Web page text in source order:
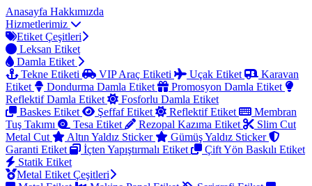
Anasayfa Hakkımızda
Hizmetlerimiz
Etiket Çeşitleri
Leksan Etiket
Damla Etiket
Tekne Etiketi
VIP Araç Etiketi Uçak Etiket
Karavan
Etiket
Dondurma Damla Etiket
Promosyon Damla Etiket
Reflektif Damla Etiket
Fosforlu Damla Etiket
Baskes Etiket
Şeffaf Etiket Reflektif Etiket
Membran
Tuş Takımı
Tesa Etiket Rezopal Kazıma Etiket
Slim Cut
Metal Cut
Altın Yaldız Sticker
Gümüş Yaldız Sticker
Garanti Etiket
İçten Yapıştırmalı Etiket
Çift Yön Baskılı Etiket
Statik Etiket
Metal Etiket Çeşitleri